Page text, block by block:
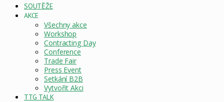
SOUTĚŽE
AKCE
Všechny akce
Workshop
Contracting Day
Conference
Trade Fair
Press Event
Setkání B2B
Vytvořit Akci
TTG TALK